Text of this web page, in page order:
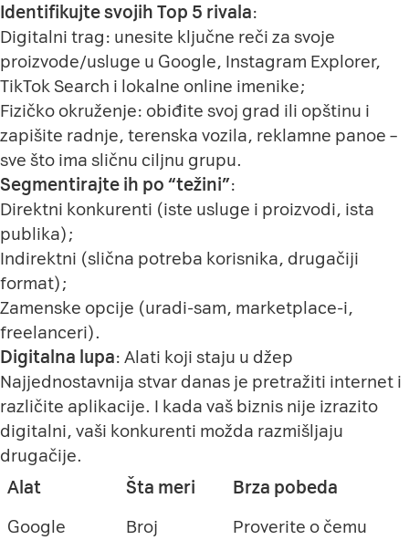
Identifikujte svojih Top 5 rivala:
Digitalni trag: unesite ključne reči za svoje
proizvode/usluge u Google, Instagram Explorer,
TikTok Search i lokalne online imenike;
Fizičko okruženje: obiđite svoj grad ili opštinu i
zapišite radnje, terenska vozila, reklamne panoe –
sve što ima sličnu ciljnu grupu.
Segmentirajte ih po “težini”:
Direktni konkurenti (iste usluge i proizvodi, ista
publika);
Indirektni (slična potreba korisnika, drugačiji
format);
Zamenske opcije (uradi-sam, marketplace-i,
freelanceri).
Digitalna lupa: Alati koji staju u džep
Najjednostavnija stvar danas je pretražiti internet i
različite aplikacije. I kada vaš biznis nije izrazito
digitalni, vaši konkurenti možda razmišljaju
drugačije.
Alat
Šta meri
Brza pobeda
Google
Broj
Proverite o čemu